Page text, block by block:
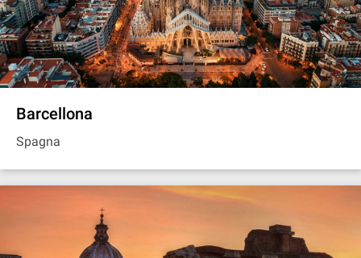
Barcellona
Spagna